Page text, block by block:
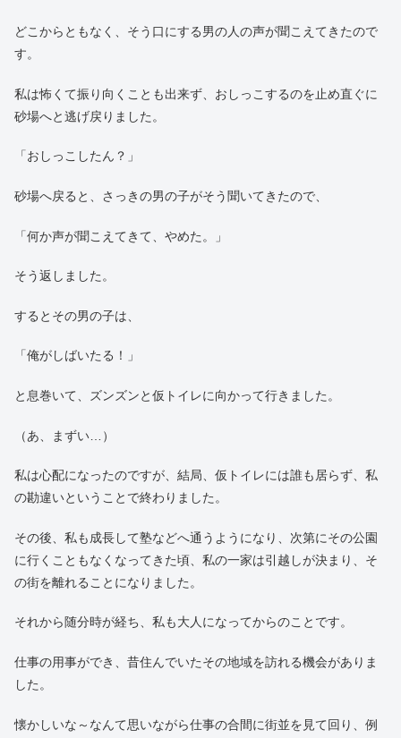
どこからともなく、そう口にする男の人の声が聞こえてきたので
す。
私は怖くて振り向くことも出来ず、おしっこするのを止め直ぐに
砂場へと逃げ戻りました。
「おしっこしたん？」
砂場へ戻ると、さっきの男の子がそう聞いてきたので、
「何か声が聞こえてきて、やめた。」
そう返しました。
するとその男の子は、
「俺がしばいたる！」
と息巻いて、ズンズンと仮トイレに向かって行きました。
（あ、まずい…）
私は心配になったのですが、結局、仮トイレには誰も居らず、私
の勘違いということで終わりました。
その後、私も成長して塾などへ通うようになり、次第にその公園
に行くこともなくなってきた頃、私の一家は引越しが決まり、そ
の街を離れることになりました。
それから随分時が経ち、私も大人になってからのことです。
仕事の用事ができ、昔住んでいたその地域を訪れる機会がありま
した。
懐かしいな～なんて思いながら仕事の合間に街並を見て回り、例